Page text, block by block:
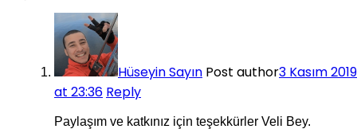
Hüseyin Sayın Post author3 Kasım 2019
at 23:36 Reply
Paylaşım ve katkınız için teşekkürler Veli Bey.